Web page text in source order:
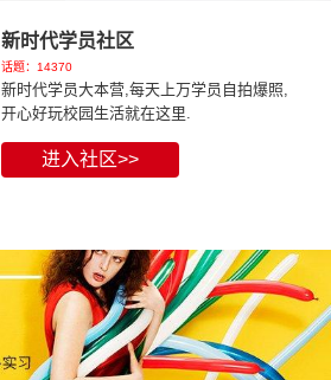
新时代学员社区
话题：14370
新时代学员大本营,每天上万学员自拍爆照,
开心好玩校园生活就在这里.
进入社区>>